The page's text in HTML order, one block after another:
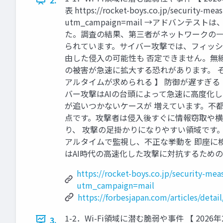
表 https://rocket-boys.co.jp/security-
utm_campaign=mail →アドバンテストは
た。調査の結果、第三者がネットワークの
られています。サイバー攻撃では、フィッ
由した侵入の可能性も 否定できません。
の被害が急速に拡大する恐れがあります。
アルタイムが求められる 】 防御が遅すぎ
バー攻撃はAIの台頭によって急速に高度化
が追いつかないケースが 増えています。
点です。攻撃者は侵入後すぐに情報窃取や
り、 攻撃の足掛かりになりやすい領域で
アルタイムで監視し、不正な挙動を 即座
はAI時代の高速化した攻撃に対抗するた
https://rocket-boys.co.jp/security-
utm_campaign=mail
https://forbesjapan.com/articles/
3.
1-2．Wi-Fi領域に潜む脆弱や事件 【 2026